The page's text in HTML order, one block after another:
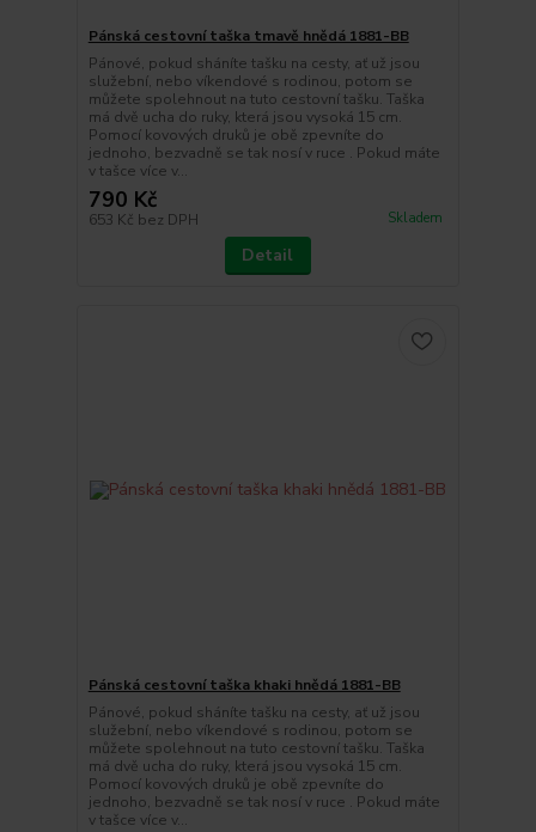
Pánská cestovní taška tmavě hnědá 1881-BB
Pánové, pokud sháníte tašku na cesty, ať už jsou
služební, nebo víkendové s rodinou, potom se
můžete spolehnout na tuto cestovní tašku. Taška
má dvě ucha do ruky, která jsou vysoká 15 cm.
Pomocí kovových druků je obě zpevníte do
jednoho, bezvadně se tak nosí v ruce . Pokud máte
v tašce více v...
790 Kč
653 Kč bez DPH Skladem
Detail
Pánská cestovní taška khaki hnědá 1881-BB
Pánové, pokud sháníte tašku na cesty, ať už jsou
služební, nebo víkendové s rodinou, potom se
můžete spolehnout na tuto cestovní tašku. Taška
má dvě ucha do ruky, která jsou vysoká 15 cm.
Pomocí kovových druků je obě zpevníte do
jednoho, bezvadně se tak nosí v ruce . Pokud máte
v tašce více v...